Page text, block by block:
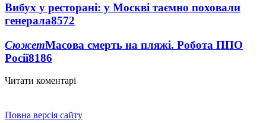
Вибух у ресторані: у Москві таємно поховали
генерала8572
СюжетМасова смерть на пляжі. Робота ППО
Росії8186
Читати коментарі
Повна версія сайту